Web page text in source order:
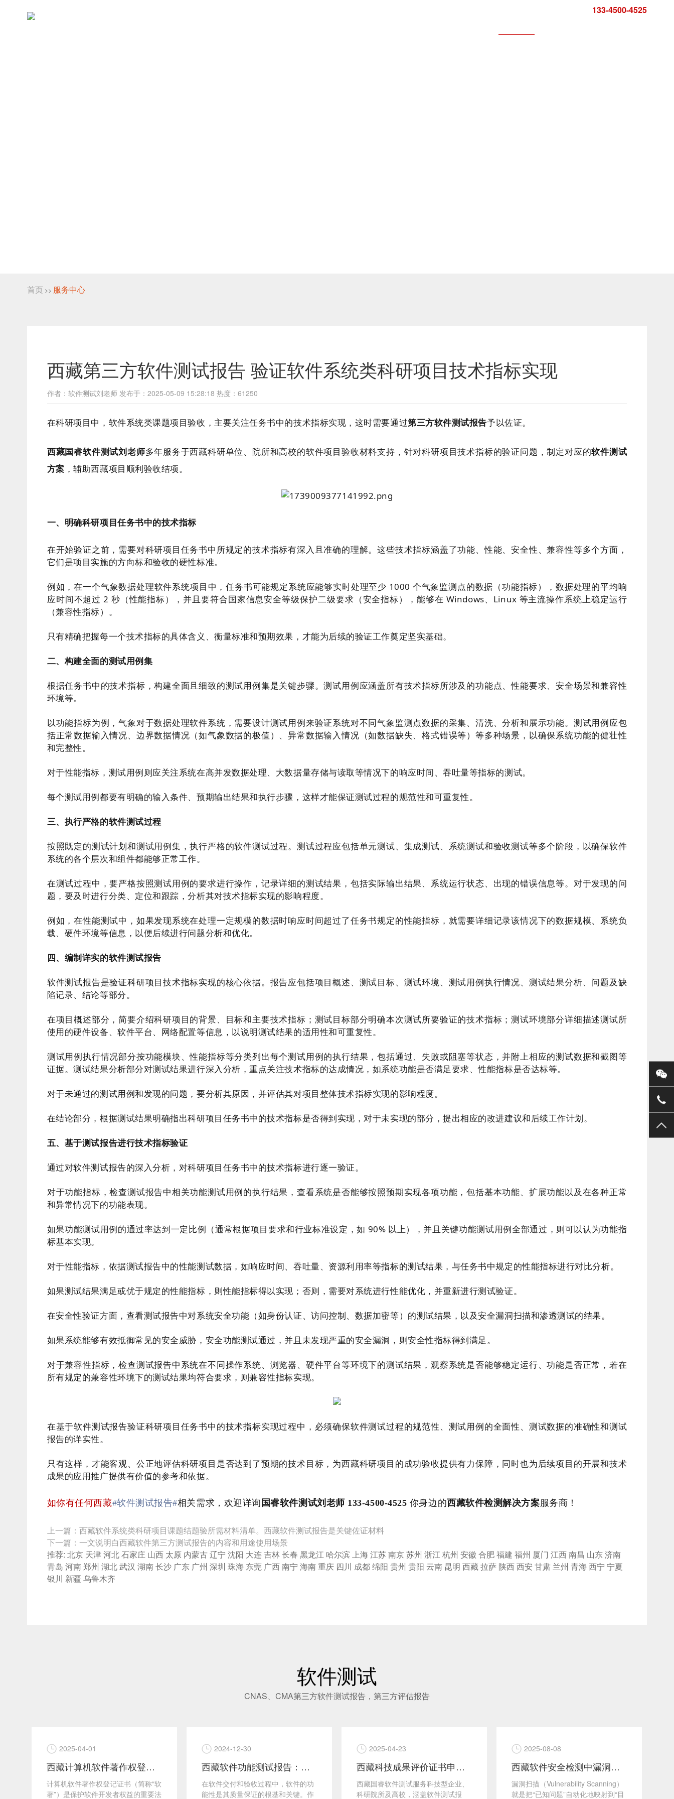
133-4500-4525
首页 >> 服务中心
西藏第三方软件测试报告 验证软件系统类科研项目技术指标实现
作者：软件测试刘老师 发布于：2025-05-09 15:28:18 热度：61250
在科研项目中，软件系统类课题项目验收，主要关注任务书中的技术指标实现，这时需要通过第三方软件测试报告予以佐证。
西藏国睿软件测试刘老师多年服务于西藏科研单位、院所和高校的软件项目验收材料支持，针对科研项目技术指标的验证问题，制定对应的软件测试
方案 ，辅助西藏项目顺利验收结项。
一、明确科研项目任务书中的技术指标
在开始验证之前，需要对科研项目任务书中所规定的技术指标有深入且准确的理解。这些技术指标涵盖了功能、性能、安全性、兼容性等多个方面，
它们是项目实施的方向标和验收的硬性标准。
例如，在一个气象数据处理软件系统项目中，任务书可能规定系统应能够实时处理至少 1000 个气象监测点的数据（功能指标），数据处理的平均响
应时间不超过 2 秒（性能指标），并且要符合国家信息安全等级保护二级要求（安全指标），能够在 Windows、Linux 等主流操作系统上稳定运行
（兼容性指标）。
只有精确把握每一个技术指标的具体含义、衡量标准和预期效果，才能为后续的验证工作奠定坚实基础。
二、构建全面的测试用例集
根据任务书中的技术指标，构建全面且细致的测试用例集是关键步骤。测试用例应涵盖所有技术指标所涉及的功能点、性能要求、安全场景和兼容性
环境等。
以功能指标为例，气象对于数据处理软件系统，需要设计测试用例来验证系统对不同气象监测点数据的采集、清洗、分析和展示功能。测试用例应包
括正常数据输入情况、边界数据情况（如气象数据的极值）、异常数据输入情况（如数据缺失、格式错误等）等多种场景，以确保系统功能的健壮性
和完整性。
对于性能指标，测试用例则应关注系统在高并发数据处理、大数据量存储与读取等情况下的响应时间、吞吐量等指标的测试。
每个测试用例都要有明确的输入条件、预期输出结果和执行步骤，这样才能保证测试过程的规范性和可重复性。
三、执行严格的软件测试过程
按照既定的测试计划和测试用例集，执行严格的软件测试过程。测试过程应包括单元测试、集成测试、系统测试和验收测试等多个阶段，以确保软件
系统的各个层次和组件都能够正常工作。
在测试过程中，要严格按照测试用例的要求进行操作，记录详细的测试结果，包括实际输出结果、系统运行状态、出现的错误信息等。对于发现的问
题，要及时进行分类、定位和跟踪，分析其对技术指标实现的影响程度。
例如，在性能测试中，如果发现系统在处理一定规模的数据时响应时间超过了任务书规定的性能指标，就需要详细记录该情况下的数据规模、系统负
载、硬件环境等信息，以便后续进行问题分析和优化。
四、编制详实的软件测试报告
软件测试报告是验证科研项目技术指标实现的核心依据。报告应包括项目概述、测试目标、测试环境、测试用例执行情况、测试结果分析、问题及缺
陷记录、结论等部分。
在项目概述部分，简要介绍科研项目的背景、目标和主要技术指标；测试目标部分明确本次测试所要验证的技术指标；测试环境部分详细描述测试所
使用的硬件设备、软件平台、网络配置等信息，以说明测试结果的适用性和可重复性。
测试用例执行情况部分按功能模块、性能指标等分类列出每个测试用例的执行结果，包括通过、失败或阻塞等状态，并附上相应的测试数据和截图等
证据。测试结果分析部分对测试结果进行深入分析，重点关注技术指标的达成情况，如系统功能是否满足要求、性能指标是否达标等。
对于未通过的测试用例和发现的问题，要分析其原因，并评估其对项目整体技术指标实现的影响程度。
在结论部分，根据测试结果明确指出科研项目任务书中的技术指标是否得到实现，对于未实现的部分，提出相应的改进建议和后续工作计划。
五、基于测试报告进行技术指标验证
通过对软件测试报告的深入分析，对科研项目任务书中的技术指标进行逐一验证。
对于功能指标，检查测试报告中相关功能测试用例的执行结果，查看系统是否能够按照预期实现各项功能，包括基本功能、扩展功能以及在各种正常
和异常情况下的功能表现。
如果功能测试用例的通过率达到一定比例（通常根据项目要求和行业标准设定，如 90% 以上），并且关键功能测试用例全部通过，则可以认为功能指
标基本实现。
对于性能指标，依据测试报告中的性能测试数据，如响应时间、吞吐量、资源利用率等指标的测试结果，与任务书中规定的性能指标进行对比分析。
如果测试结果满足或优于规定的性能指标，则性能指标得以实现；否则，需要对系统进行性能优化，并重新进行测试验证。
在安全性验证方面，查看测试报告中对系统安全功能（如身份认证、访问控制、数据加密等）的测试结果，以及安全漏洞扫描和渗透测试的结果。
如果系统能够有效抵御常见的安全威胁，安全功能测试通过，并且未发现严重的安全漏洞，则安全性指标得到满足。
对于兼容性指标，检查测试报告中系统在不同操作系统、浏览器、硬件平台等环境下的测试结果，观察系统是否能够稳定运行、功能是否正常，若在
所有规定的兼容性环境下的测试结果均符合要求，则兼容性指标实现。
在基于软件测试报告验证科研项目任务书中的技术指标实现过程中，必须确保软件测试过程的规范性、测试用例的全面性、测试数据的准确性和测试
报告的详实性。
只有这样，才能客观、公正地评估科研项目是否达到了预期的技术目标，为西藏科研项目的成功验收提供有力保障，同时也为后续项目的开展和技术
成果的应用推广提供有价值的参考和依据。
如你有任何西藏#软件测试报告#相关需求，欢迎详询 国睿软件测试刘老师 133-4500-4525 你身边的西藏软件检测解决方案服务商！
上一篇： 西藏软件系统类科研项目课题结题验所需材料清单。西藏软件测试报告是关键佐证材料
下一篇： 一文说明白西藏软件第三方测试报告的内容和用途使用场景
推荐: 北京 天津河北石家庄 山西 太原 内蒙古辽宁 沈阳 大连吉林长春 黑龙江 哈尔滨上海江苏南京苏州 浙江杭州 安徽 合肥福建 福州 厦门 江西南昌 山东济南
青岛 河南郑州 湖北武汉 湖南长沙 广东 广州 深圳 珠海 东莞 广西南宁 海南重庆 四川 成都绵阳 贵州 贵阳 云南 昆明 西藏拉萨 陕西西安 甘肃 兰州 青海西宁 宁夏
银川 新疆 乌鲁木齐
软件测试
CNAS、CMA第三方软件测试报告，第三方评估报告
2025-04-01
西藏计算机软件著作权登记证书如何申请？软著的用途有哪些？
计算机软件著作权登记证书（简称“软
著”）是保护软件开发者权益的重要法
2024-12-30
西藏软件功能测试报告：验证软件功能完美实现
在软件交付和验收过程中，软件的功
能性是其质量保证的根基和关键。作
2025-04-23
西藏科技成果评价证书申请流程及准备材料汇总 西藏科学技术成果评价工作
西藏国睿软件测试服务科技型企业、
科研院所及高校，涵盖软件测试报
2025-08-08
西藏软件安全检测中漏洞扫描测试的技术原理是什么？
漏洞扫描（Vulnerability Scanning）
就是把“已知问题”自动化地映射到“目